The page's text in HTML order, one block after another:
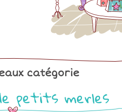
catégorie
petits merles